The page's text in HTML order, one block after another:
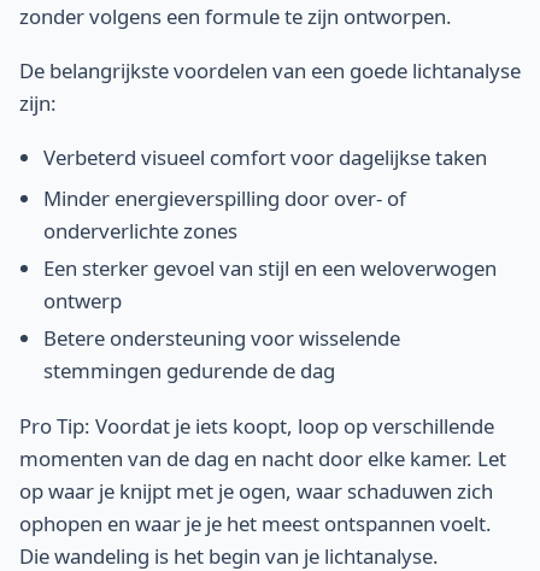
zonder volgens een formule te zijn ontworpen.
De belangrijkste voordelen van een goede lichtanalyse
zijn:
Verbeterd visueel comfort voor dagelijkse taken
Minder energieverspilling door over- of
onderverlichte zones
Een sterker gevoel van stijl en een weloverwogen
ontwerp
Betere ondersteuning voor wisselende
stemmingen gedurende de dag
Pro Tip: Voordat je iets koopt, loop op verschillende
momenten van de dag en nacht door elke kamer. Let
op waar je knijpt met je ogen, waar schaduwen zich
ophopen en waar je je het meest ontspannen voelt.
Die wandeling is het begin van je lichtanalyse.